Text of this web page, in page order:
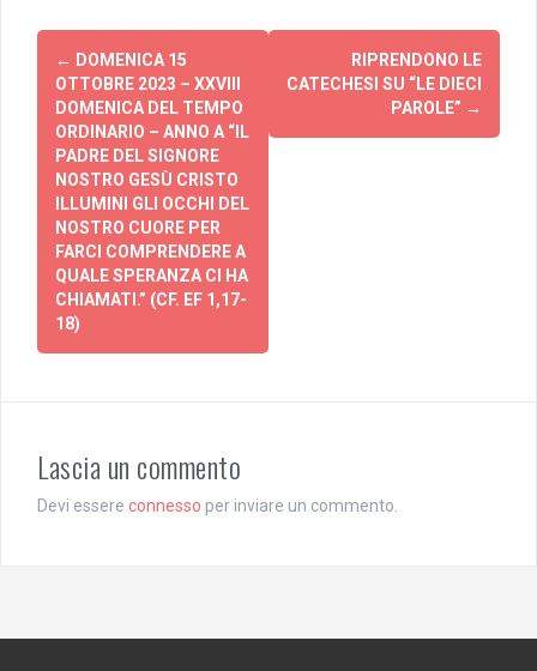
Post
navigation
← DOMENICA 15
OTTOBRE 2023 – XXVIII
DOMENICA DEL TEMPO
ORDINARIO – ANNO A “IL
PADRE DEL SIGNORE
NOSTRO GESÙ CRISTO
ILLUMINI GLI OCCHI DEL
NOSTRO CUORE PER
FARCI COMPRENDERE A
QUALE SPERANZA CI HA
CHIAMATI.” (CF. EF 1,17-
18)
RIPRENDONO LE
CATECHESI SU “LE DIECI
PAROLE” →
Lascia un commento
Devi essere connesso per inviare un commento.